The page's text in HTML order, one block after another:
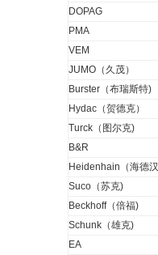
DOPAG
PMA
VEM
JUMO（久茂）
Burster（布瑞斯特)
Hydac（贺德克）
Turck（图尔克)
B&R
Heidenhain（海德
Suco（苏克)
Beckhoff（倍福)
Schunk（雄克)
EA